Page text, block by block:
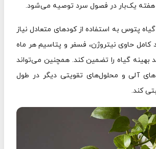
یک‌بار در فصول سرد توصیه می‌شود.
پتوس به استفاده از کودهای متعادل نیاز
کامل حاوی نیتروژن، فسفر و پتاسیم هر ماه
بهینه گیاه را تضمین کند. همچنین می‌تواند
آلی و محلول‌های تقویتی دیگر در طول
کند.